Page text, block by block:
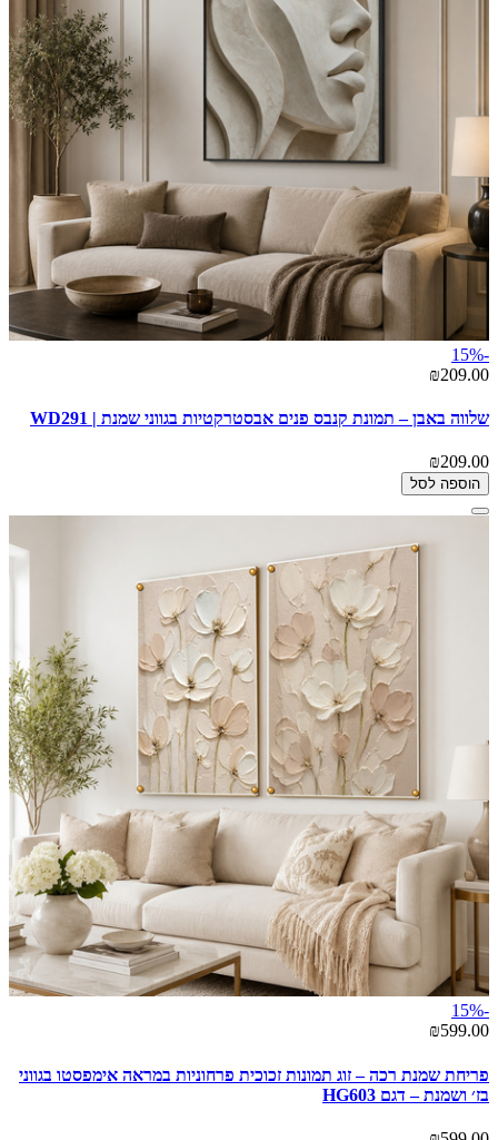
-15%
₪209.00
שלווה באבן – תמונת קנבס פנים אבסטרקטיות בגווני שמנת | WD291
₪209.00
הוספה לסל
-15%
₪599.00
פריחת שמנת רכה – זוג תמונות זכוכית פרחוניות במראה אימפסטו בגווני
בז׳ ושמנת – דגם HG603